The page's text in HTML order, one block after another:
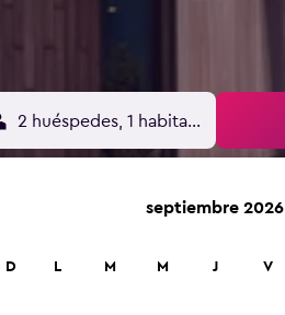
2 huéspedes, 1 habitación
D
septiembre 2026
L M M J V